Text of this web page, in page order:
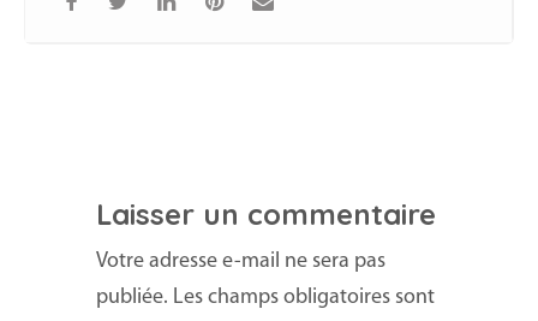
Laisser un commentaire
Votre adresse e-mail ne sera pas
publiée. Les champs obligatoires sont